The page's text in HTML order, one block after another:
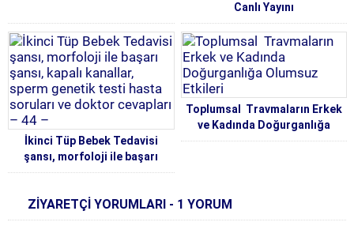
Canlı Yayını
İkinci Tüp Bebek Tedavisi
şansı, morfoloji ile başarı
şansı, kapalı kanallar, sperm
doktor cevapları – 44 –
Toplumsal Travmaların Erkek
ve Kadında Doğurganlığa
Olumsuz Etkileri
ZİYARETÇİ YORUMLARI - 1 YORUM